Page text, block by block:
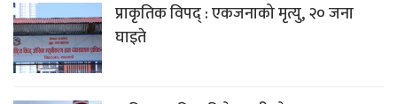
प्राकृतिक विपद् : एकजनाको मृत्यु, २० जना
घाइते